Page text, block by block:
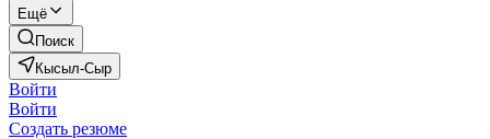
Ещё
Поиск
Кысыл-Сыр
Войти
Войти
Создать резюме